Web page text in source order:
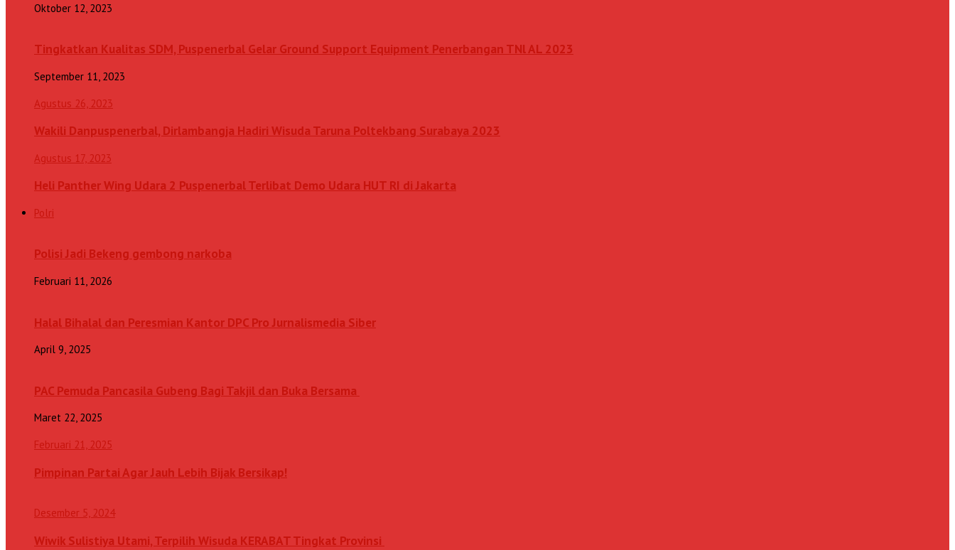
Oktober 12, 2023
Tingkatkan Kualitas SDM, Puspenerbal Gelar Ground Support Equipment Penerbangan TNl AL 2023
September 11, 2023
Agustus 26, 2023
Wakili Danpuspenerbal, Dirlambangja Hadiri Wisuda Taruna Poltekbang Surabaya 2023
Agustus 17, 2023
Heli Panther Wing Udara 2 Puspenerbal Terlibat Demo Udara HUT RI di Jakarta
Polri
Polisi Jadi Bekeng gembong narkoba
Februari 11, 2026
Halal Bihalal dan Peresmian Kantor DPC Pro Jurnalismedia Siber
April 9, 2025
PAC Pemuda Pancasila Gubeng Bagi Takjil dan Buka Bersama
Maret 22, 2025
Februari 21, 2025
Pimpinan Partai Agar Jauh Lebih Bijak Bersikap!
Desember 5, 2024
Wiwik Sulistiya Utami, Terpilih Wisuda KERABAT Tingkat Provinsi